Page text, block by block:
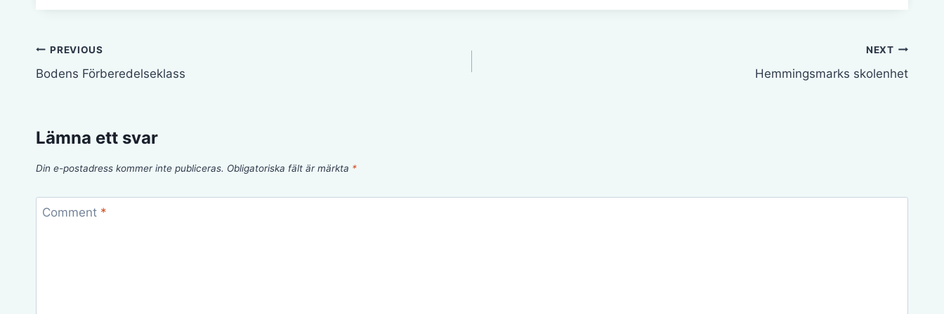
Inläggsnavigering
PREVIOUS
Bodens Förberedelseklass
NEXT
Hemmingsmarks skolenhet
Lämna ett svar
Din e-postadress kommer inte publiceras. Obligatoriska fält är märkta *
Comment *